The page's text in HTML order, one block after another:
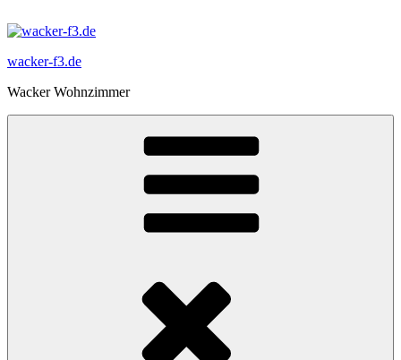
Inhalt
wacker-f3.de
Wacker Wohnzimmer